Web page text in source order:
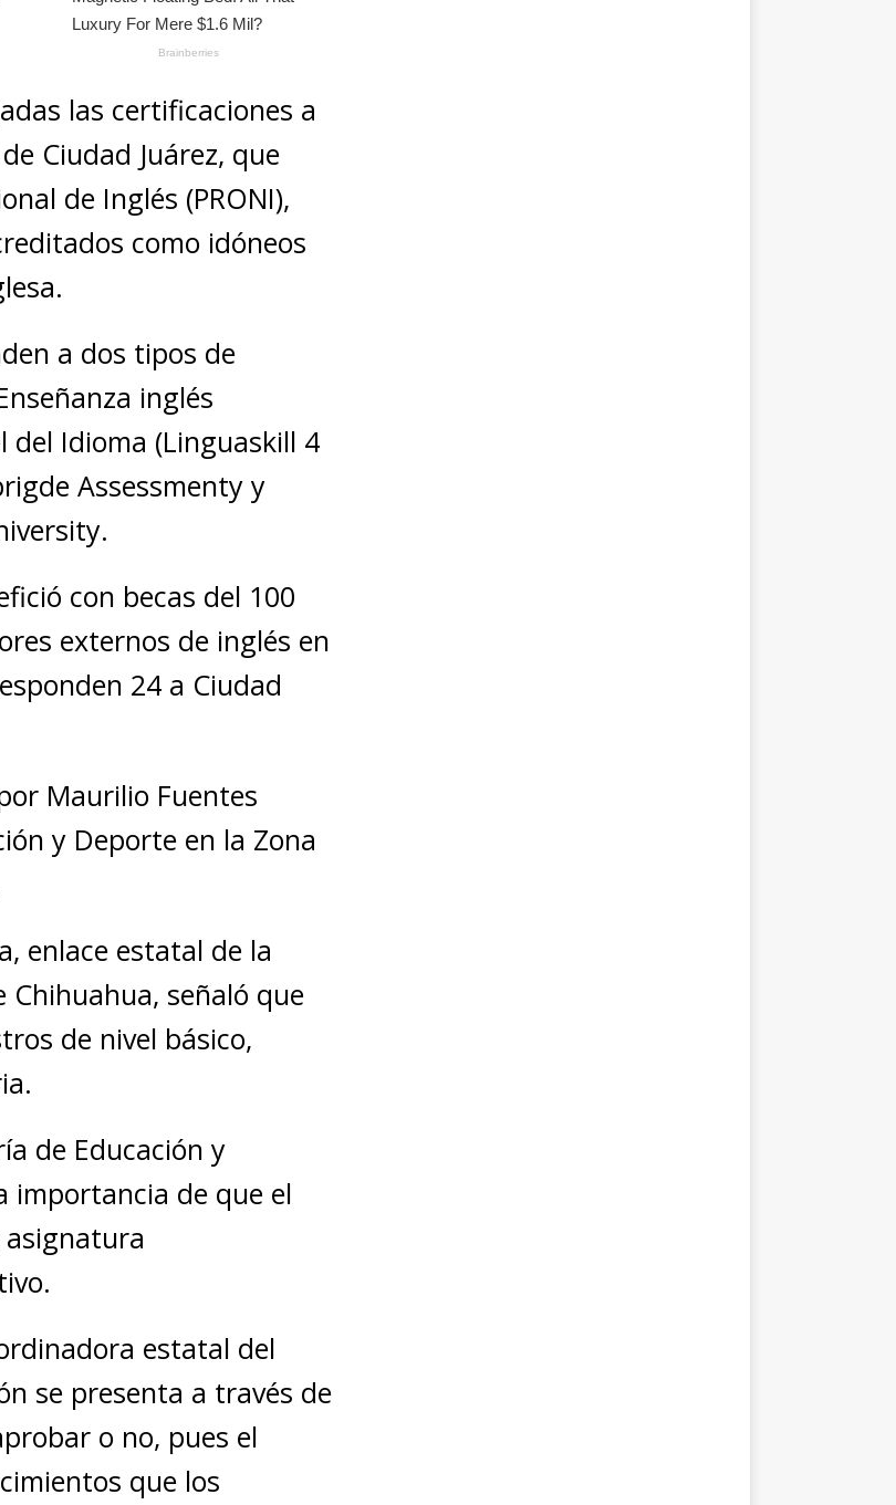
las certificaciones a
Ciudad Juárez, que
de Inglés (PRONI),
como idóneos
a dos tipos de
inglés
del Idioma (Linguaskill 4
Assessmenty y
con becas del 100
externos de inglés en
24 a Ciudad
Maurilio Fuentes
y Deporte en la Zona
enlace estatal de la
Chihuahua, señaló que
de nivel básico,
de Educación y
importancia de que el
estatal del
se presenta a través de
o no, pues el
que los